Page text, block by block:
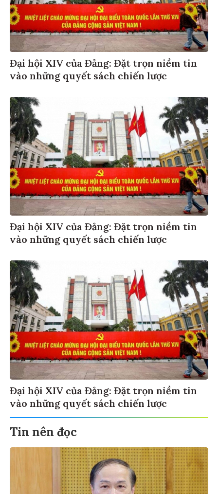
Đại hội XIV của Đảng: Đặt trọn niềm tin
vào những quyết sách chiến lược
Đại hội XIV của Đảng: Đặt trọn niềm tin
vào những quyết sách chiến lược
Đại hội XIV của Đảng: Đặt trọn niềm tin
vào những quyết sách chiến lược
Tin nên đọc